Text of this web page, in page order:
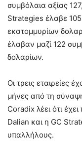
συμβόλαια αξίας
Strategies έλαβε
εκατομμυρίων
έλαβαν μαζί 122
δολαρίων.
Οι τρεις εταιρείες
μήνες από τη
Coradix λέει ότι
Dalian και η GC
υπαλλήλους.